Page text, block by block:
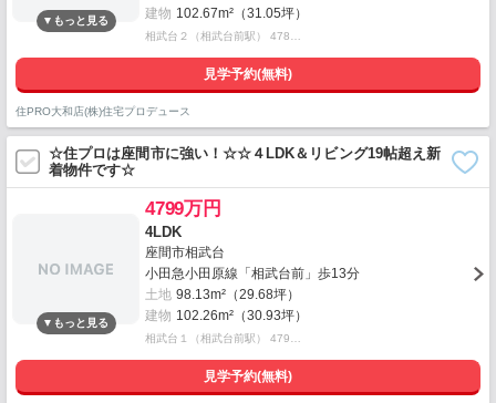
建物 102.67m²（31.05坪）
相武台２（相武台前駅） 478…
見学予約(無料)
住PRO大和店(株)住宅プロデュース
☆住プロは座間市に強い！☆☆４LDK＆リビング19帖超え新
着物件です☆
4799万円
4LDK
座間市相武台
小田急小田原線「相武台前」歩13分
土地 98.13m²（29.68坪）
建物 102.26m²（30.93坪）
相武台１（相武台前駅） 479…
見学予約(無料)